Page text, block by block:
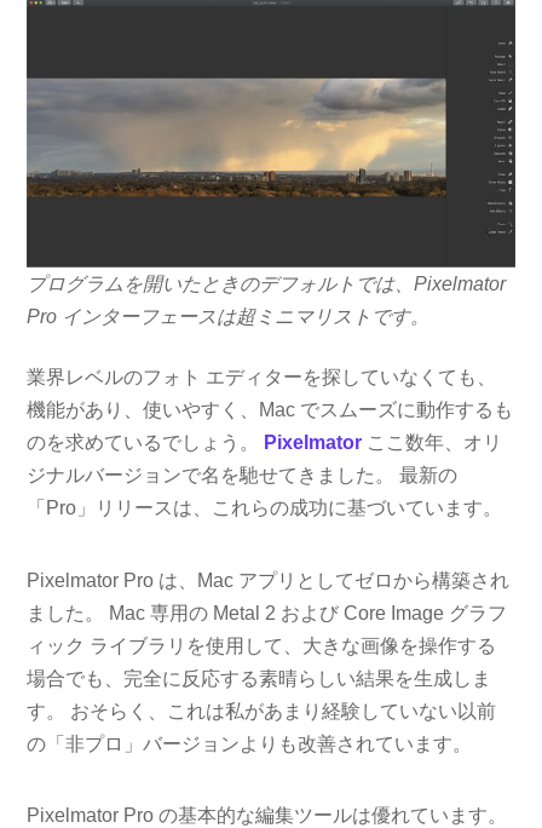
プログラムを開いたときのデフォルトでは、Pixelmator
Pro インターフェースは超ミニマリストです。
業界レベルのフォト エディターを探していなくても、
機能があり、使いやすく、Mac でスムーズに動作するも
のを求めているでしょう。
Pixelmator ここ数年、オリ
ジナルバージョンで名を馳せてきました。 最新の
「Pro」リリースは、これらの成功に基づいています。
Pixelmator Pro は、Mac アプリとしてゼロから構築され
ました。 Mac 専用の Metal 2 および Core Image グラフ
ィック ライブラリを使用して、大きな画像を操作する
場合でも、完全に反応する素晴らしい結果を生成しま
す。 おそらく、これは私があまり経験していない以前
の「非プロ」バージョンよりも改善されています。
Pixelmator Pro の基本的な編集ツールは優れています。